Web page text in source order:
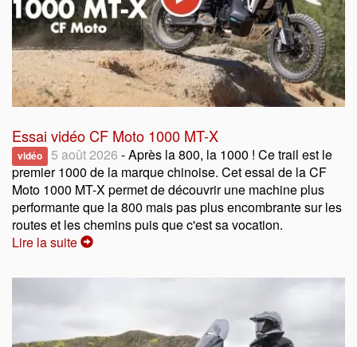
Essai vidéo CF Moto 1000 MT-X
vidéo 5 août 2026 - Après la 800, la 1000 ! Ce trail est le
premier 1000 de la marque chinoise. Cet essai de la CF
Moto 1000 MT-X permet de découvrir une machine plus
performante que la 800 mais pas plus encombrante sur les
routes et les chemins puis que c'est sa vocation.
Lire la suite